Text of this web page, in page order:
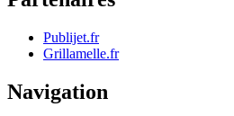
Publijet.fr
Grillamelle.fr
Navigation